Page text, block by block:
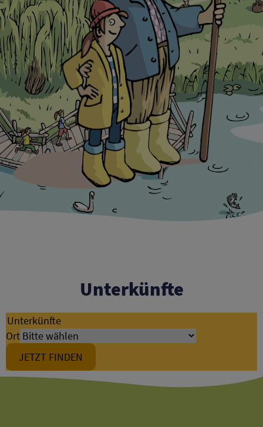
Unterkünfte
Unterkünfte
Ort
JETZT FINDEN